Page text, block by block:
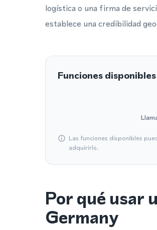
logística o una firma de
establece una credibilidad
Funciones disponibles
Las funciones disponibles
adquirirlo.
Por qué usar
Germany